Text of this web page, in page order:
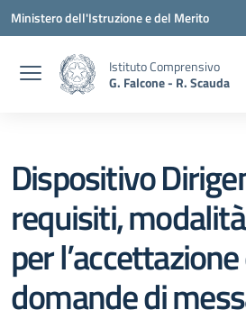
Vai ai contenuti
Vai al menu di navigazione
Vai al footer
Ministero dell'Istruzione e del Merito
Istituto Comprensivo
G. Falcone - R. Scauda
Dispositivo
requisiti,
per
domande di